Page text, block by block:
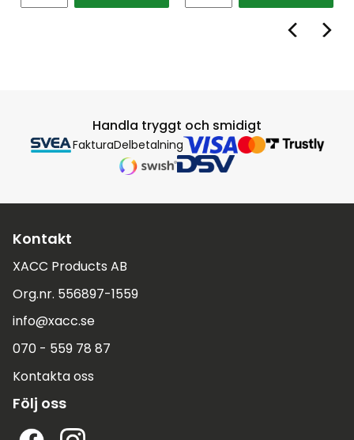
Handla tryggt och smidigt
FakturaDelbetalning
Kontakt
XACC Products AB
Org.nr. 556897-1559
info@xacc.se
070 - 559 78 87
Kontakta oss
Följ oss